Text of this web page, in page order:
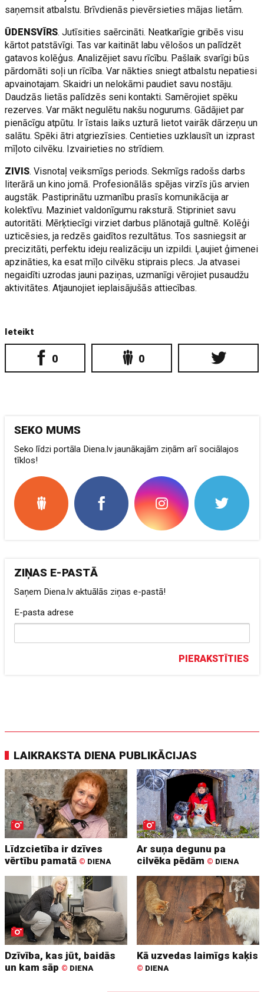
saņemsit atbalstu. Brīvdienās pievērsieties mājas lietām.
ŪDENSVĪRS. Jutīsities saērcināti. Neatkarīgie gribēs visu
kārtot patstāvīgi. Tas var kaitināt labu vēlošos un palīdzēt
gatavos kolēģus. Analizējiet savu rīcību. Pašlaik svarīgi būs
pārdomāti soļi un rīcība. Var nākties sniegt atbalstu nepatiesi
apvainotajam. Skaidri un nelokāmi paudiet savu nostāju.
Daudzās lietās palīdzēs seni kontakti. Samērojiet spēku
rezerves. Var mākt negulētu nakšu nogurums. Gādājiet par
pienācīgu atpūtu. Ir īstais laiks uzturā lietot vairāk dārzeņu un
salātu. Spēki ātri atgriezīsies. Centieties uzklausīt un izprast
mīļoto cilvēku. Izvairieties no strīdiem.
ZIVIS. Visnotaļ veiksmīgs periods. Sekmīgs radošs darbs
literārā un kino jomā. Profesionālās spējas virzīs jūs arvien
augstāk. Pastiprinātu uzmanību prasīs komunikācija ar
kolektīvu. Maziniet valdonīgumu raksturā. Stipriniet savu
autoritāti. Mērķtiecīgi virziet darbus plānotajā gultnē. Kolēģi
uzticēsies, ja redzēs gaidītos rezultātus. Tos sasniegsit ar
precizitāti, perfektu ideju realizāciju un izpildi. Ļaujiet ģimenei
apzināties, ka esat mīļo cilvēku stiprais plecs. Ja atvasei
negaidīti uzrodas jauni paziņas, uzmanīgi vērojiet pusaudžu
aktivitātes. Atjaunojiet ieplaisājušās attiecības.
Ieteikt
0 0
SEKO MUMS
Seko līdzi portāla Diena.lv jaunākajām ziņām arī sociālajos
tīklos!
ZIŅAS E-PASTĀ
Saņem Diena.lv aktuālās ziņas e-pastā!
E-pasta adrese
PIERAKSTĪTIES
LAIKRAKSTA DIENA PUBLIKĀCIJAS
Līdzcietība ir dzīves
vērtību pamatā © DIENA
Ar suņa degunu pa
cilvēka pēdām © DIENA
Dzīvība, kas jūt, baidās
un kam sāp © DIENA
Kā uzvedas laimīgs kaķis
© DIENA